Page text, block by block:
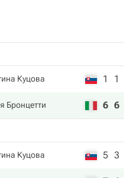
Куцова 1 1
Бронцетти 6 6
Куцова 5 3